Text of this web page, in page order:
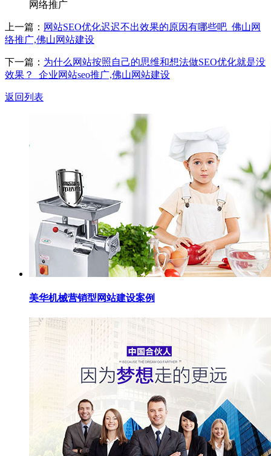
网络推广
上一篇： 网站SEO优化迟迟不出效果的原因有哪些吧_佛山网
络推广,佛山网站建设
下一篇： 为什么网站按照自己的思维和想法做SEO优化就是没
效果？_企业网站seo推广,佛山网站建设
返回列表
美华机械营销型网站建设案例